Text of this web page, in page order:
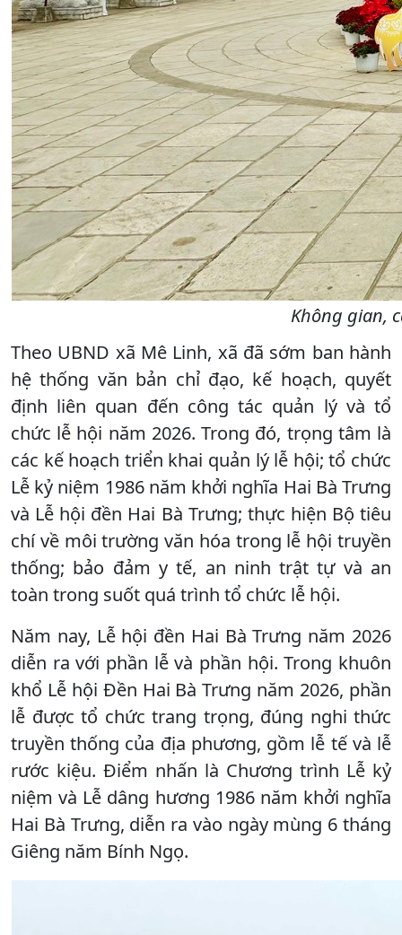
Không gian,
Theo UBND xã Mê Linh, xã đã sớm ban hành
hệ thống văn bản chỉ đạo, kế hoạch, quyết
định liên quan đến công tác quản lý và tổ
chức lễ hội năm 2026. Trong đó, trọng tâm là
các kế hoạch triển khai quản lý lễ hội; tổ chức
Lễ kỷ niệm 1986 năm khởi nghĩa Hai Bà Trưng
và Lễ hội đền Hai Bà Trưng; thực hiện Bộ tiêu
chí về môi trường văn hóa trong lễ hội truyền
thống; bảo đảm y tế, an ninh trật tự và an
toàn trong suốt quá trình tổ chức lễ hội.
Năm nay, Lễ hội đền Hai Bà Trưng năm 2026
diễn ra với phần lễ và phần hội. Trong khuôn
khổ Lễ hội Đền Hai Bà Trưng năm 2026, phần
lễ được tổ chức trang trọng, đúng nghi thức
truyền thống của địa phương, gồm lễ tế và lễ
rước kiệu. Điểm nhấn là Chương trình Lễ kỷ
niệm và Lễ dâng hương 1986 năm khởi nghĩa
Hai Bà Trưng, diễn ra vào ngày mùng 6 tháng
Giêng năm Bính Ngọ.